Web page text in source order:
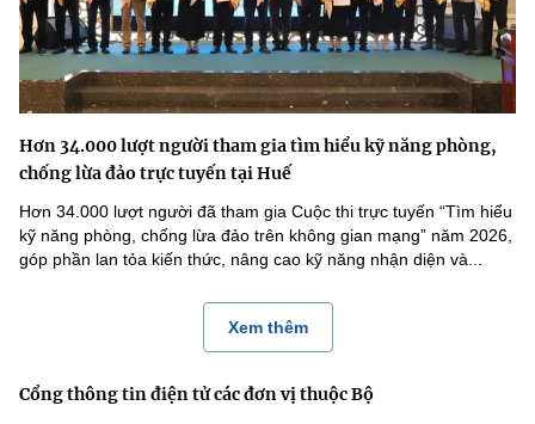
Hơn 34.000 lượt người tham gia tìm hiểu kỹ năng phòng,
chống lừa đảo trực tuyến tại Huế
Hơn 34.000 lượt người đã tham gia Cuộc thi trực tuyến “Tìm hiểu
kỹ năng phòng, chống lừa đảo trên không gian mạng” năm 2026,
góp phần lan tỏa kiến thức, nâng cao kỹ năng nhận diện và...
Xem thêm
Cổng thông tin điện tử các đơn vị thuộc Bộ